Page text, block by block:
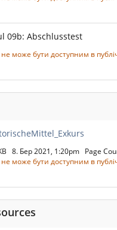
09b: Abschlusstest
може бути доступним в
8. Бер 2021, 1:20pm Page
може бути доступним в